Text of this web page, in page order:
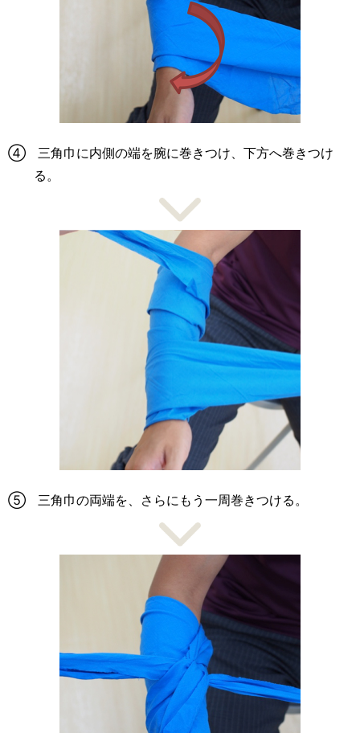
④ 三角巾に内側の端を腕に巻きつけ、下方へ巻きつけ
る。
⑤ 三角巾の両端を、さらにもう一周巻きつける。